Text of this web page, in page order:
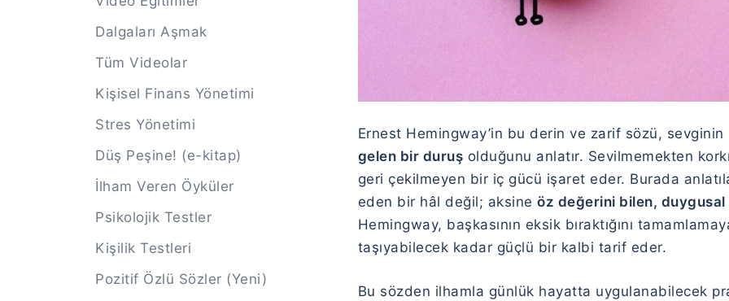
Ernest Hemingway’in bu derin ve zarif sözü,
gelen bir duruş olduğunu anlatır. Sevilmemekten
geri çekilmeyen bir iç gücü işaret eder. Burada
eden bir hâl değil; aksine öz değerini bilen,
Hemingway, başkasının eksik bıraktığını
taşıyabilecek kadar güçlü bir kalbi tarif eder.
Bu sözden ilhamla günlük hayatta uygulanabilecek
Dalgaları Aşmak
Tüm Videolar
Kişisel Finans Yönetimi
Stres Yönetimi
Düş Peşine! (e-kitap)
İlham Veren Öyküler
Psikolojik Testler
Kişilik Testleri
Pozitif Özlü Sözler (Yeni)